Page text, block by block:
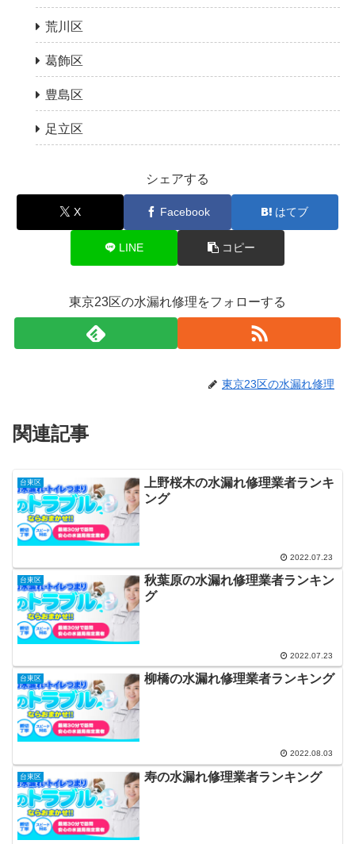
荒川区
葛飾区
豊島区
足立区
シェアする
X Facebook はてブ
LINE コピー
東京23区の水漏れ修理をフォローする
東京23区の水漏れ修理
関連記事
台東区
上野桜木の水漏れ修理業者ランキ
ング
2022.07.23
台東区
秋葉原の水漏れ修理業者ランキン
グ
2022.07.23
台東区 柳橋の水漏れ修理業者ランキング
2022.08.03
台東区 寿の水漏れ修理業者ランキング